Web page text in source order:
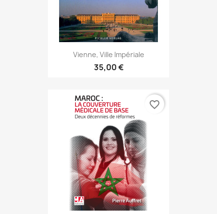
Vienne, Ville Impériale
35,00 €
favorite_border